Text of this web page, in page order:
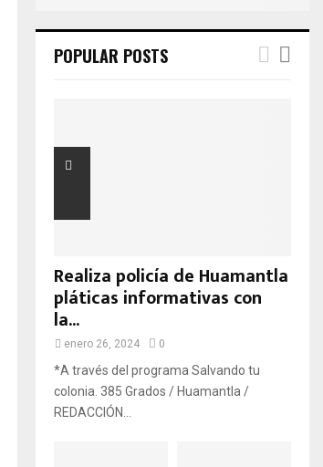
POPULAR POSTS
Realiza policía de Huamantla
pláticas informativas con
la...
enero 26, 2024 0
*A través del programa Salvando tu
colonia. 385 Grados / Huamantla /
REDACCIÓN...